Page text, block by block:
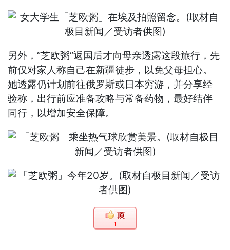
另外，“芝欧粥”返国后才向母亲透露这段旅行，先
前仅对家人称自己在新疆徒步，以免父母担心。
她透露仍计划前往俄罗斯或日本穷游，并分享经
验称，出行前应准备攻略与常备药物，最好结伴
同行，以增加安全保障。
1